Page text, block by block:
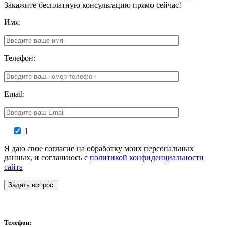
Закажите бесплатную консультацию прямо сейчас!
Имя:
Телефон:
Email:
1
Я даю свое согласие на обработку моих персональных
данных, и соглашаюсь с политикой конфиденциальности
сайта
Задать вопрос
Телефон: